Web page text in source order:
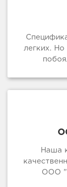
легких.
Наша
ООО